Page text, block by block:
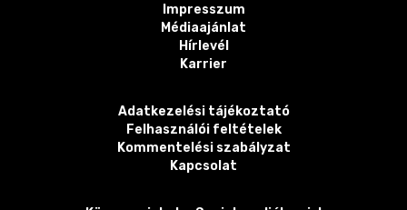
Impresszum
Médiaajánlat
Hírlevél
Karrier
Adatkezelési tájékoztató
Felhasználói feltételek
Kommentelési szabályzat
Kapcsolat